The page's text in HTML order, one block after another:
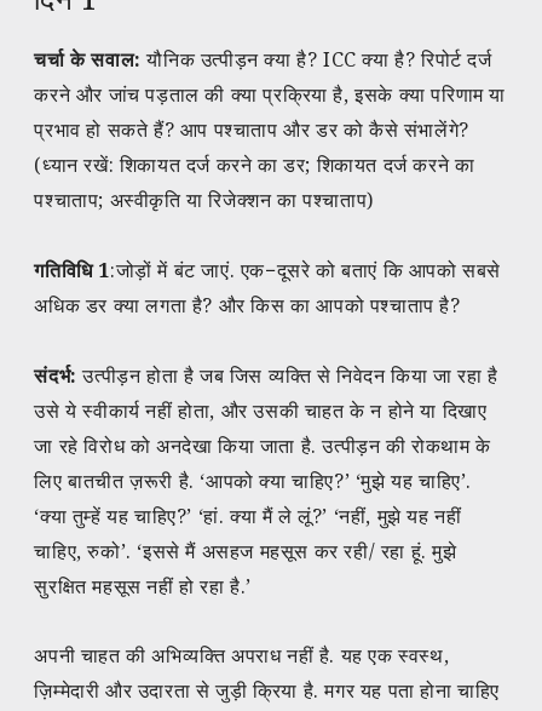
चर्चा के सवाल: यौनिक उत्पीड़न क्या है? ICC क्या है? रिपोर्ट दर्ज
करने और जांच पड़ताल की क्या प्रक्रिया है, इसके क्या परिणाम या
प्रभाव हो सकते हैं? आप पश्चाताप और डर को कैसे संभालेंगे?
(ध्यान रखें: शिकायत दर्ज करने का डर; शिकायत दर्ज करने का
पश्चाताप; अस्वीकृति या रिजेक्शन का पश्चाताप)
गतिविधि 1:जोड़ों में बंट जाएं. एक−दूसरे को बताएं कि आपको सबसे
अधिक डर क्या लगता है? और किस का आपको पश्चाताप है?
संदर्भ:उत्पीड़न होता है जब जिस व्यक्ति से निवेदन किया जा रहा है
उसे ये स्वीकार्य नहीं होता, और उसकी चाहत के न होने या दिखाए
जा रहे विरोध को अनदेखा किया जाता है. उत्पीड़न की रोकथाम के
लिए बातचीत ज़रूरी है. ‘आपको क्या चाहिए?’ ‘मुझे यह चाहिए’.
‘क्या तुम्हें यह चाहिए?’ ‘हां. क्या मैं ले लूं?’ ‘नहीं, मुझे यह नहीं
चाहिए, रुको’. ‘इससे मैं असहज महसूस कर रही/ रहा हूं. मुझे
सुरक्षित महसूस नहीं हो रहा है.’
अपनी चाहत की अभिव्यक्ति अपराध नहीं है. यह एक स्वस्थ,
ज़िम्मेदारी और उदारता से जुड़ी क्रिया है. मगर यह पता होना चाहिए